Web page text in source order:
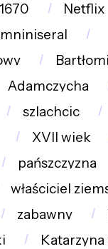
1670
Netflix
mniniseral
Adamczycha
szlachcic
XVII wiek
pańszczyzna
właściciel
zabawny